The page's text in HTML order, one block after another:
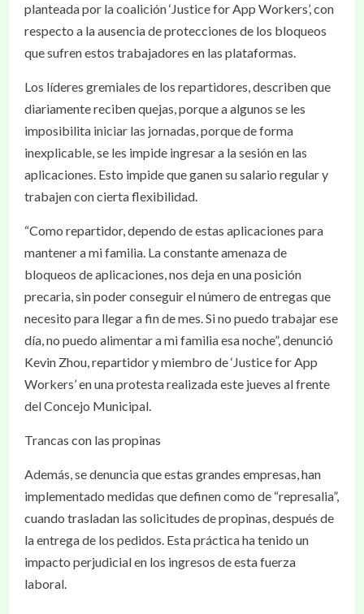
planteada por la coalición ‘Justice for App Workers’, con
respecto a la ausencia de protecciones de los bloqueos
que sufren estos trabajadores en las plataformas.
Los líderes gremiales de los repartidores, describen que
diariamente reciben quejas, porque a algunos se les
imposibilita iniciar las jornadas, porque de forma
inexplicable, se les impide ingresar a la sesión en las
aplicaciones. Esto impide que ganen su salario regular y
trabajen con cierta flexibilidad.
“Como repartidor, dependo de estas aplicaciones para
mantener a mi familia. La constante amenaza de
bloqueos de aplicaciones, nos deja en una posición
precaria, sin poder conseguir el número de entregas que
necesito para llegar a fin de mes. Si no puedo trabajar ese
día, no puedo alimentar a mi familia esa noche”, denunció
Kevin Zhou, repartidor y miembro de ‘Justice for App
Workers’ en una protesta realizada este jueves al frente
del Concejo Municipal.
Trancas con las propinas
Además, se denuncia que estas grandes empresas, han
implementado medidas que definen como de “represalia”,
cuando trasladan las solicitudes de propinas, después de
la entrega de los pedidos. Esta práctica ha tenido un
impacto perjudicial en los ingresos de esta fuerza
laboral.